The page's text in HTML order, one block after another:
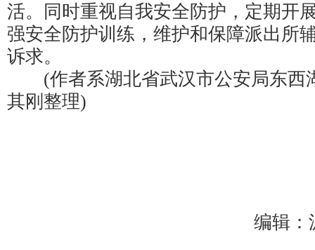
活。同时重视自我安全防护，定期开
强安全防护训练，维护和保障派出所
诉求。
(作者系湖北省武汉市公安局东西
其刚整理)
编辑